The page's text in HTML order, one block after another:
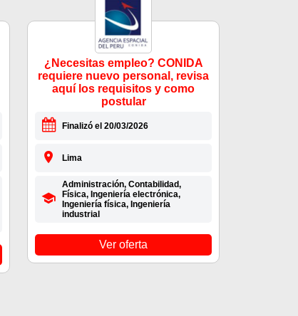
¿Necesitas empleo? CONIDA
requiere nuevo personal, revisa
aquí los requisitos y como
postular
Finalizó el 20/03/2026
Lima
Administración, Contabilidad,
Física, Ingeniería electrónica,
Ingeniería física, Ingeniería
industrial
Ver oferta